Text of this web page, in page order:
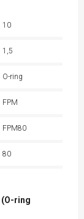
10
1,5
O-ring
FPM
FPM80
80
(O-ring